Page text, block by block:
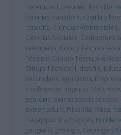
Escénicas II, asturias,
canarias, cantabria, castilla y
cataluña, Ciencias Ambientales,
Ciencias Sociales,
valenciana, Coro y Técnica
Técnico, Dibujo Técnico
Dibujo Técnico II, diseño,
secundaria, ejercicios, Empresa
modelos de negocio, ESO,
estudiar, exámenes de acceso,
extremadura, Filosofía, Física,
fisicayquimica, francés,
geografía, geología, Geología y